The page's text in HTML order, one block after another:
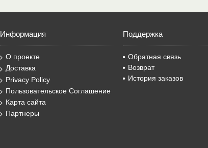
Информация
О проекте
Доставка
Privacy Policy
Пользовательское Соглашение
Карта сайта
Партнеры
Поддержка
Обратная связь
Возврат
История заказов